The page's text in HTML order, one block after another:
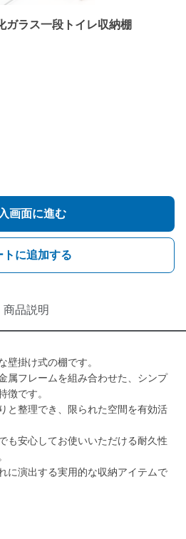
ガラス一段トイレ収納棚
画面に進む
トに追加する
商品説明
壁掛け式の棚です。
属フレームを組み合わせた、シンプ
徴です。
と整理でき、限られた空間を有効活
も安心してお使いいただける耐久性
に演出する実用的な収納アイテムで